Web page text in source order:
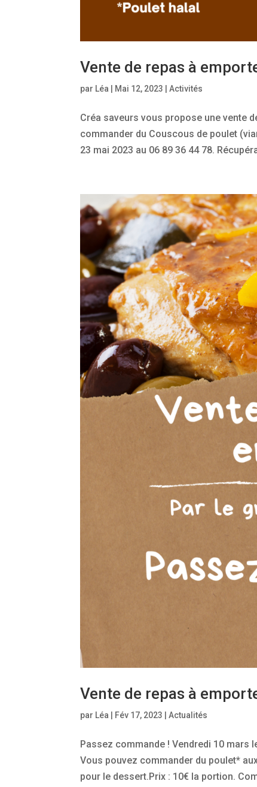
Vente de repas à
par Léa Mai 12, 2023 |Activités
Créa saveurs vous propose une vente
commander du Couscous de poulet
23 mai 2023 au 06 89 36 44 78.
Vente de repas à
par Léa Fév 17, 2023 |Actualités
Passez commande ! Vendredi 10 mars
Vous pouvez commander du poulet*
pour le dessert.Prix : 10€ la portion.